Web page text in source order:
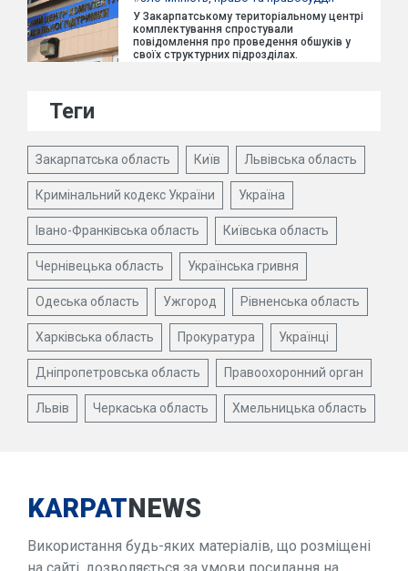
У Закарпатському територіальному центрі
комплектування спростували
повідомлення про проведення обшуків у
своїх структурних підрозділах.
Теги
Закарпатська область Київ Львівська область
Кримінальний кодекс України Україна
Івано-Франківська область Київська область
Чернівецька область Українська гривня
Одеська область Ужгород Рівненська область
Харківська область Прокуратура Українці
Дніпропетровська область Правоохоронний орган
Львів Черкаська область Хмельницька область
KARPATNEWS
Використання будь-яких матеріалів, що розміщені